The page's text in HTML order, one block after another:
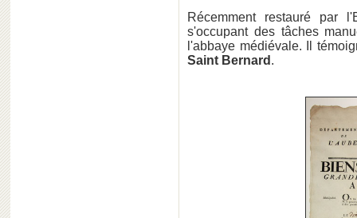
Récemment restauré par
s'occupant des tâches
l'abbaye médiévale. Il
Saint Bernard .